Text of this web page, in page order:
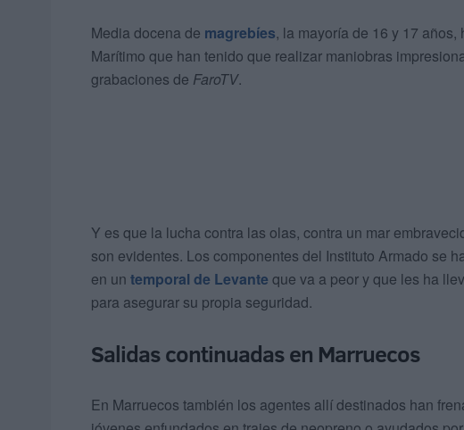
Media docena de magrebíes, la mayoría de 16 y 17
Marítimo que han tenido que realizar maniobras
grabaciones de FaroTV.
Y es que la lucha contra las olas, contra un mar
son evidentes. Los componentes del Instituto Armado se
en un temporal de Levante que va a peor y que les ha
para asegurar su propia seguridad.
Salidas continuadas en Marruecos
En Marruecos también los agentes allí destinados han